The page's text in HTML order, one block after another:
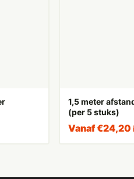
1,5 meter
(per 5 stuks)
Vanaf€24,20